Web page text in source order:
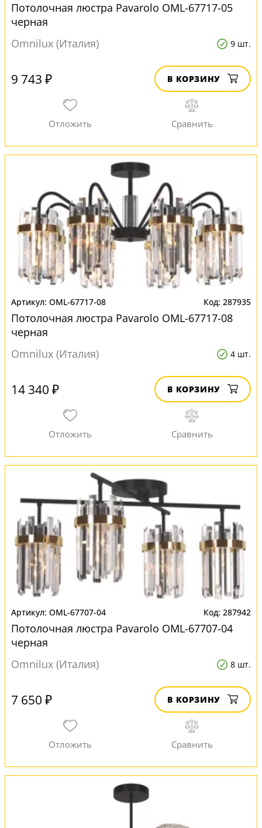
Потолочная люстра Pavarolo OML-67717-05
черная
Omnilux (Италия)
9 шт.
9 743 ₽ В КОРЗИНУ
OML-67717-08 287935
Потолочная люстра Pavarolo OML-67717-08
черная
Omnilux (Италия)
4 шт.
14 340 ₽ В КОРЗИНУ
OML-67707-04 287942
Потолочная люстра Pavarolo OML-67707-04
черная
Omnilux (Италия)
8 шт.
7 650 ₽ В КОРЗИНУ